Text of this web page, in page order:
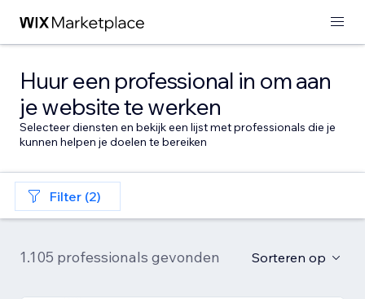
Huur een professional in om aan
je website te werken
Selecteer diensten en bekijk een lijst met professionals die je
kunnen helpen je doelen te bereiken
Filter (2)
1.105 professionals gevonden Sorteren op